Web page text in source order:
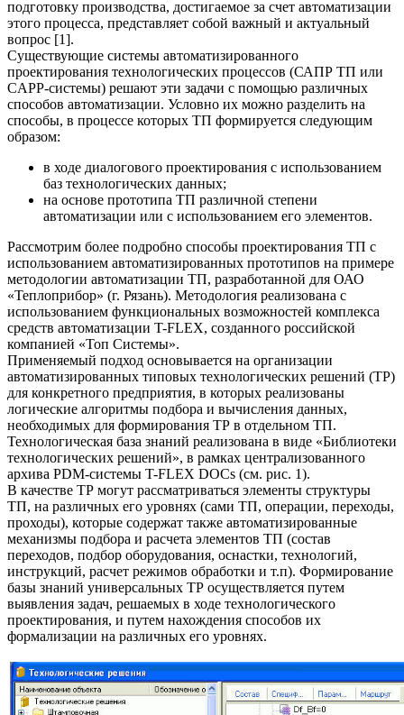
подготовку производства, достигаемое за счет автоматизации
этого процесса, представляет собой важный и актуальный
вопрос [1].
Существующие системы автоматизированного
проектирования технологических процессов (САПР ТП или
CAPP-системы) решают эти задачи с помощью различных
способов автоматизации. Условно их можно разделить на
способы, в процессе которых ТП формируется следующим
образом:
в ходе диалогового проектирования с использованием
баз технологических данных;
на основе прототипа ТП различной степени
автоматизации или с использованием его элементов.
Рассмотрим более подробно способы проектирования ТП с
использованием автоматизированных прототипов на примере
методологии автоматизации ТП, разработанной для ОАО
«Теплоприбор» (г. Рязань). Методология реализована с
использованием функциональных возможностей комплекса
средств автоматизации T-FLEX, созданного российской
компанией «Топ Системы».
Применяемый подход основывается на организации
автоматизированных типовых технологических решений (ТР)
для конкретного предприятия, в которых реализованы
логические алгоритмы подбора и вычисления данных,
необходимых для формирования ТР в отдельном ТП.
Технологическая база знаний реализована в виде «Библиотеки
технологических решений», в рамках централизованного
архива PDM-системы T-FLEX DOCs (см. рис. 1).
В качестве ТР могут рассматриваться элементы структуры
ТП, на различных его уровнях (сами ТП, операции, переходы,
проходы), которые содержат также автоматизированные
механизмы подбора и расчета элементов ТП (состав
переходов, подбор оборудования, оснастки, технологий,
инструкций, расчет режимов обработки и т.п). Формирование
базы знаний универсальных ТР осуществляется путем
выявления задач, решаемых в ходе технологического
проектирования, и путем нахождения способов их
формализации на различных его уровнях.